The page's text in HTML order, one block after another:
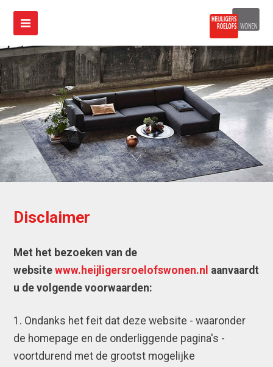
Disclaimer
Met het bezoeken van de
websitewww.heijligersroelofswonen.nl aanvaardt
u de volgende voorwaarden:
1. Ondanks het feit dat deze website - waaronder
de homepage en de onderliggende pagina's -
voortdurend met de grootst mogelijke